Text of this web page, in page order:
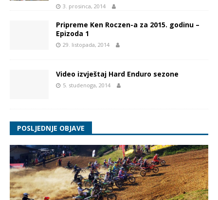
3. prosinca, 2014
Pripreme Ken Roczen-a za 2015. godinu –
Epizoda 1
29. listopada, 2014
Video izvještaj Hard Enduro sezone
5. studenoga, 2014
POSLJEDNJE OBJAVE